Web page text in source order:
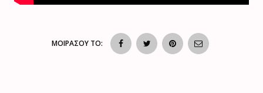
ΜΟΙΡΑΣΟΥ ΤΟ: